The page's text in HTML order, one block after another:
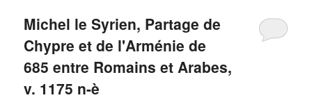
Michel le Syrien, Partage de
Chypre et de l'Arménie de
685 entre Romains et Arabes,
v. 1175 n-è